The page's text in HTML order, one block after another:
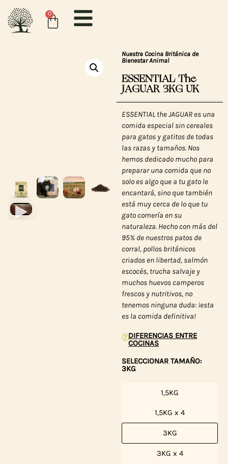
0
Nuestra Cocina Británica de
Bienestar Animal
ESSENTIAL The
JAGUAR 3KG UK
ESSENTIAL the JAGUAR es una
comida especial sin cereales
para gatos y gatitos de todas
las razas y tamaños. Nos
hemos dedicado mucho para
preparar una comida que no
solo es algo que a tu gato le
encantará, sino que también
está muy cerca de lo que tu
gato comería en su
naturaleza. Hecho con más del
95% de nuestros patos de
corral, pollos británicos
criados en libertad, salmón
escocés, trucha salvaje y
muchos huevos camperos
frescos y nutritivos, no
tenemos ninguna duda: ¡esta
es la comida definitiva!
DIFERENCIAS ENTRE
COCINAS
SELECCIONAR TAMAÑO:
3KG
1,5KG
1,5KG x 4
3KG
3KG x 4